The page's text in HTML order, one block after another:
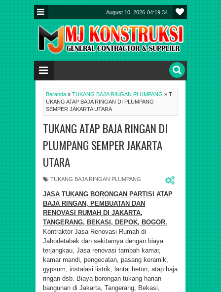
August 10, 2026 04:19:34
Beranda » TUKANG BAJA RINGAN PLUMPANG » T
UKANG ATAP BAJA RINGAN DI PLUMPANG
SEMPER JAKARTA UTARA
TUKANG ATAP BAJA RINGAN DI
PLUMPANG SEMPER JAKARTA
UTARA
TUKANG BAJA RINGAN PLUMPANG
JASA TUKANG BORONGAN PARTISI ATAP
BAJA RINGAN, PEMBUATAN DAN
RENOVASI RUMAH DI JAKARTA,
TANGERANG, BEKASI, DEPOK, BOGOR.
Kontraktor Jasa Renovasi Rumah di
Jabodetabek dan sekitarnya dengan biaya
terjangkau, Jasa renovasi tambah kamar,
kamar mandi, pengecatan, pasang keramik,
gypsum, instalasi listrik, lantai beton, atap baja
ringan dsb. Biaya borongan tukang harian
bangunan di Jakarta, Tangerang, Bekasi,